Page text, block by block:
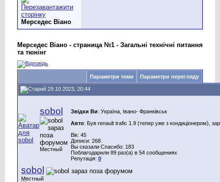
Мерседес Віано
Мерседес Віано - страница №1 - Загальні технічні питання
та тюнінг
Параметри теми Параметри перегляду
29.10.2023, 20:44
sobol
Местный
Звідки Ви: Україна, Івано- Франківськ
Авто: Був renault trafic 1.9 (тепер уже з кондиціонером),
Вік: 45
Дописи: 268
Вы сказали Спасибо: 183
Поблагодарили 89 раз(а) в 54 сообщениях
Репутація: 0
sobol
Местный